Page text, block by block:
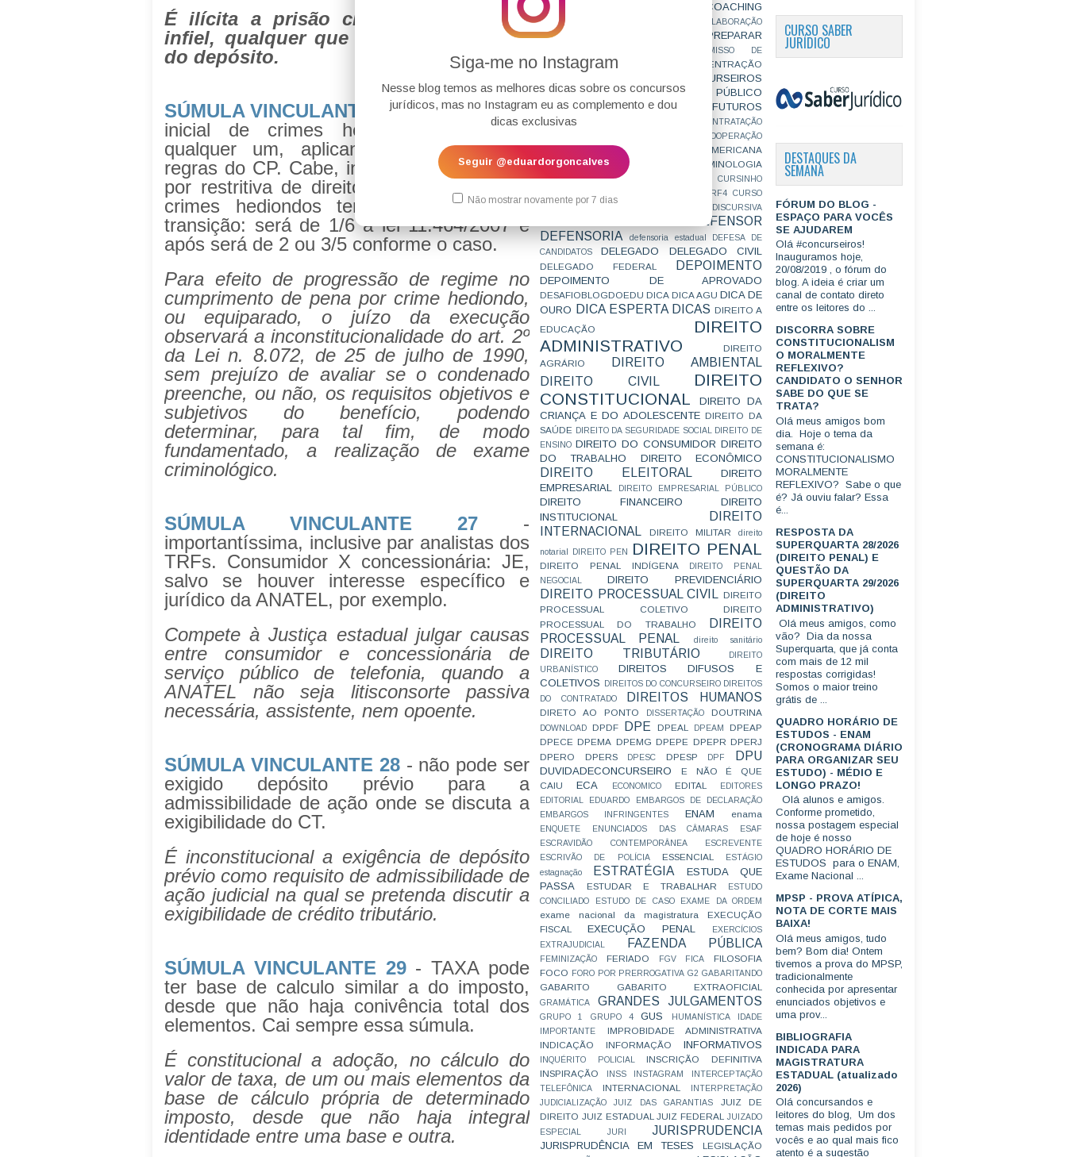
Siga-me no Instagram
Nesse blog temos as melhores dicas sobre os concursos
jurídicos, mas no Instagram eu as complemento e dou
dicas exclusivas
Seguir @eduardorgoncalves
Não mostrar novamente por 7 dias
É ilícita a prisão civil de depositário
infiel, qualquer que seja a modalidade
do depósito.
SÚMULA VINCULANTE 26 - qual o regime
inicial de crimes hediondos hoje? R-
qualquer um, aplicando-se as mesmas
regras do CP. Cabe, inclusive, substituição
por restritiva de direito. A progressão dos
crimes hediondos tem duas regras de
transição: será de 1/6 a lei 11.464/2007 e
após será de 2 ou 3/5 conforme o caso.
Para efeito de progressão de regime no
cumprimento de pena por crime hediondo,
ou equiparado, o juízo da execução
observará a inconstitucionalidade do art. 2º
da Lei n. 8.072, de 25 de julho de 1990,
sem prejuízo de avaliar se o condenado
preenche, ou não, os requisitos objetivos e
subjetivos do benefício, podendo
determinar, para tal fim, de modo
fundamentado, a realização de exame
criminológico.
SÚMULA VINCULANTE 27
-
importantíssima, inclusive par analistas dos
TRFs. Consumidor X concessionária: JE,
salvo se houver interesse específico e
jurídico da ANATEL, por exemplo.
Compete à Justiça estadual julgar causas
entre consumidor e concessionária de
serviço público de telefonia, quando a
ANATEL não seja litisconsorte passiva
necessária, assistente, nem opoente.
SÚMULA VINCULANTE 28 - não pode ser
exigido depósito prévio para a
admissibilidade de ação onde se discuta a
exigibilidade do CT.
É inconstitucional a exigência de depósito
prévio como requisito de admissibilidade de
ação judicial na qual se pretenda discutir a
exigibilidade de crédito tributário.
SÚMULA VINCULANTE 29 - TAXA pode
ter base de calculo similar a do imposto,
desde que não haja conivência total dos
elementos. Cai sempre essa súmula.
É constitucional a adoção, no cálculo do
valor de taxa, de um ou mais elementos da
base de cálculo própria de determinado
imposto, desde que não haja integral
identidade entre uma base e outra.
CF COACHING
CÓDIGO DE TRÂNSITO BRASILEIRO
COLABORAÇÃO
COMBATE À CORRUPÇÃO
COMO SE PREPARAR
COMPROMISSO DE
AJUSTAMENTO DE CONDUTA
CONCENTRAÇÃO
CONCURSEIROS
CONCURSO
CONCURSO PÚBLICO
CONCURSOS
CONCURSOS FUTUROS
CONCURSOS NÍVEL HARD
CONTRATAÇÃO
COOPERAÇÃO
CORTE INTERAMERICANA
CPC2015
CPI
CRIMINOLOGIA
CRONOGRAMA
CTB CURSINHO
CURSO ESTUDO DE CASO - TRF4
CURSO
PARA A SUBJETIVA
CURSO PROVA DISCURSIVA
DEFENSOR
DEFENSORIA
defensoria estadual
DEFESA DE
CANDIDATOS
DELEGADO DELEGADO CIVIL
DELEGADO FEDERAL DEPOIMENTO
DEPOIMENTO DE APROVADO
DESAFIOBLOGDOEDU DICA DICA AGU DICA DE
OURO DICA ESPERTA DICAS DIREITO A
EDUCAÇÃO
DIREITO
ADMINISTRATIVO
DIREITO
AGRÁRIO
DIREITO AMBIENTAL
DIREITO CIVIL
DIREITO
CONSTITUCIONAL
DIREITO DA
CRIANÇA E DO ADOLESCENTE DIREITO DA
SAÚDE
DIREITO DA SEGURIDADE SOCIAL
DIREITO DE
ENSINO DIREITO DO CONSUMIDOR DIREITO
DO TRABALHO
DIREITO ECONÔMICO
DIREITO ELEITORAL
DIREITO
EMPRESARIAL
DIREITO EMPRESARIAL PÚBLICO
DIREITO FINANCEIRO
DIREITO
INSTITUCIONAL
DIREITO
INTERNACIONAL
DIREITO MILITAR direito
notarial DIREITO PEN DIREITO PENAL
DIREITO PENAL INDÍGENA
DIREITO PENAL
NEGOCIAL
DIREITO PREVIDENCIÁRIO
DIREITO PROCESSUAL CIVIL
DIREITO
PROCESSUAL COLETIVO
DIREITO
PROCESSUAL DO TRABALHO
DIREITO
PROCESSUAL PENAL
direito sanitário
DIREITO TRIBUTÁRIO
DIREITO
URBANÍSTICO
DIREITOS DIFUSOS E
COLETIVOS
DIREITOS DO CONCURSEIRO DIREITOS
DO CONTRATADO
DIREITOS HUMANOS
DIRETO AO PONTO DISSERTAÇÃO DOUTRINA
DOWNLOAD DPDF DPE DPEAL DPEAM
DPEAP
DPECE DPEMA DPEMG DPEPE DPEPR DPERJ
DPERO
DPERS DPESC DPESP DPF DPU
DUVIDADECONCURSEIRO
E NÃO É QUE
CAIU
ECA ECONOMICO EDITAL
EDITORES
EDITORIAL
EDUARDO
EMBARGOS DE DECLARAÇÃO
EMBARGOS INFRINGENTES
ENAM enama
ENQUETE ENUNCIADOS DAS CÂMARAS
ESAF
ESCRAVIDÃO CONTEMPORÂNEA
ESCREVENTE
ESCRIVÃO DE POLÍCIA
ESSENCIAL
ESTÁGIO
estagnação
ESTRATÉGIA
ESTUDA QUE
PASSA
ESTUDAR E TRABALHAR
ESTUDO
CONCILIADO
ESTUDO DE CASO EXAME DA ORDEM
exame nacional da magistratura
EXECUÇÃO
FISCAL
EXECUÇÃO PENAL
EXERCÍCIOS
EXTRAJUDICIAL
FAZENDA PÚBLICA
FEMINIZAÇÃO FERIADO FGV FICA
FILOSOFIA
FOCO
FORO POR PRERROGATIVA G2 GABARITANDO
GABARITO GABARITO EXTRAOFICIAL
GRAMÁTICA GRANDES JULGAMENTOS
GRUPO 1 GRUPO 4 GUS HUMANÍSTICA
IDADE
IMPORTANTE
IMPROBIDADE ADMINISTRATIVA
INDICAÇÃO
INFORMAÇÃO INFORMATIVOS
INQUÉRITO POLICIAL
INSCRIÇÃO DEFINITIVA
INSPIRAÇÃO
INSS INSTAGRAM
INTERCEPTAÇÃO
TELEFÔNICA
INTERNACIONAL
INTERPRETAÇÃO
JUDICIALIZAÇÃO
JUIZ DAS GARANTIAS
JUIZ DE
DIREITO JUIZ ESTADUAL JUIZ FEDERAL
JUIZADO
ESPECIAL
JURI JURISPRUDENCIA
JURISPRUDÊNCIA EM TESES
LEGISLAÇÃO
CURSO SABER
JURÍDICO
DESTAQUES DA
SEMANA
FÓRUM DO BLOG -
ESPAÇO PARA VOCÊS
SE AJUDAREM
Olá #concurseiros!
Inauguramos hoje,
20/08/2019 , o fórum do
blog. A ideia é criar um
canal de contato direto
entre os leitores do ...
DISCORRA SOBRE
CONSTITUCIONALISM
O MORALMENTE
REFLEXIVO?
CANDIDATO O SENHOR
SABE DO QUE SE
TRATA?
Olá meus amigos bom
dia. Hoje o tema da
semana é:
CONSTITUCIONALISMO
MORALMENTE
REFLEXIVO? Sabe o que
é? Já ouviu falar? Essa
é...
RESPOSTA DA
SUPERQUARTA 28/2026
(DIREITO PENAL) E
QUESTÃO DA
SUPERQUARTA 29/2026
(DIREITO
ADMINISTRATIVO)
Olá meus amigos, como
vão? Dia da nossa
Superquarta, que já conta
com mais de 12 mil
respostas corrigidas!
Somos o maior treino
grátis de ...
QUADRO HORÁRIO DE
ESTUDOS - ENAM
(CRONOGRAMA DIÁRIO
PARA ORGANIZAR SEU
ESTUDO) - MÉDIO E
LONGO PRAZO!
Olá alunos e amigos.
Conforme prometido,
nossa postagem especial
de hoje é nosso
QUADRO HORÁRIO DE
ESTUDOS para o ENAM,
Exame Nacional ...
MPSP - PROVA ATÍPICA,
NOTA DE CORTE MAIS
BAIXA!
Olá meus amigos, tudo
bem? Bom dia! Ontem
tivemos a prova do MPSP,
tradicionalmente
conhecida por apresentar
enunciados objetivos e
uma prov...
BIBLIOGRAFIA
INDICADA PARA
MAGISTRATURA
ESTADUAL (atualizado
2026)
Olá concursandos e
leitores do blog, Um dos
temas mais pedidos por
vocês e ao qual mais fico
atento é a sugestão